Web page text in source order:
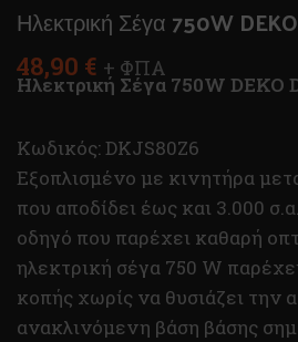
Ηλεκτρική Σέγα 750W
48,90 € + ΦΠΑ
Ηλεκτρική Σέγα 750W DEKO
Κωδικός: DKJS80Z6
Εξοπλισμένο με κινητήρα
που αποδίδει έως και 3.000
οδηγό που παρέχει καθαρή
ηλεκτρική σέγα 750 W
κοπής χωρίς να θυσιάζει την
ανακλινόμενη βάση βάσης